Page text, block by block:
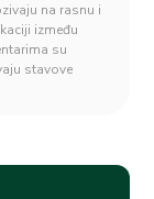
na rasnu i
između
su
stavove